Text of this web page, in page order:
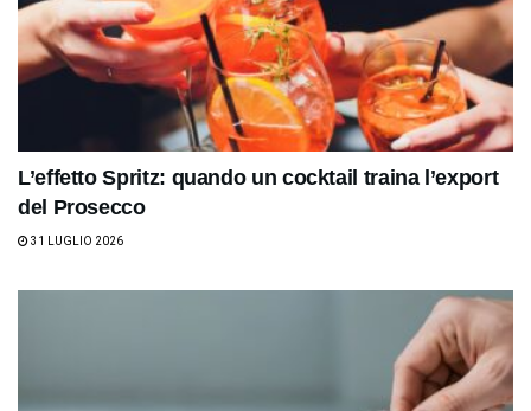
L’effetto Spritz: quando un cocktail traina l’export
del Prosecco
31 LUGLIO 2026